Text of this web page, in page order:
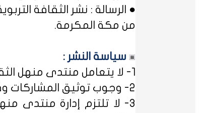
● الرسالة : نشر الثقافة
من مكة المكرمة.
سياسة النشر :
1- لا يتعامل منتدى منهل الثقافة التربوية مع مصطلح ﴿التسجيل المبدئي﴾، فالمشاركات متاحة للجميع.
2- وجوب توثيق المشاركات وفق الأساليب العلمية لتوثيق المعلومات حفظاً للحقوق الفكرية وتيسيراً للباحث عن المعلومة.
3- لا تلتزم إدارة منتدى